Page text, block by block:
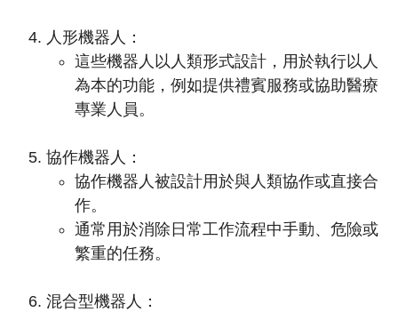
人形機器人：
這些機器人以人類形式設計，用於執行以人
為本的功能，例如提供禮賓服務或協助醫療
專業人員。
協作機器人：
協作機器人被設計用於與人類協作或直接合
作。
通常用於消除日常工作流程中手動、危險或
繁重的任務。
混合型機器人：